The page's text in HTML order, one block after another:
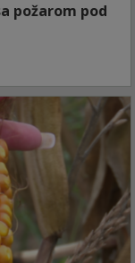
požarom pod